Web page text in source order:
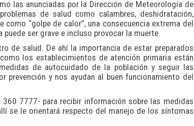
las anunciadas por la Dirección de Meteorología de
de salud como calambres, deshidratación,
“golpe de calor”, una consecuencia extrema del
ser grave e incluso provocar la muerte.
de salud. De ahí la importancia de estar preparados
los establecimientos de atención primaria están
de autocuidado de la población y seguir las
prevención y nos ayudan al buen funcionamiento del
360 7777- para recibir información sobre las medidas
se le orientará respecto del manejo de los síntomas